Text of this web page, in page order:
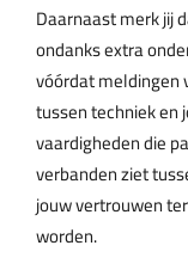
Daarnaast merk jij
ondanks extra
vóórdat meldingen
tussen techniek en
vaardigheden die
verbanden ziet
jouw vertrouwen
worden.